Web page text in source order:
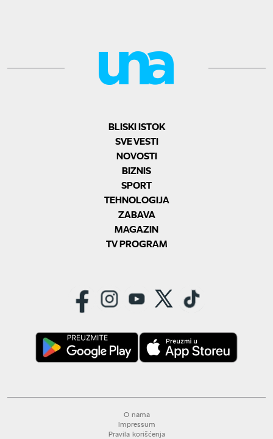
BLISKI ISTOK
SVE VESTI
NOVOSTI
BIZNIS
SPORT
TEHNOLOGIJA
ZABAVA
MAGAZIN
TV PROGRAM
O nama
Impressum
Pravila korišćenja